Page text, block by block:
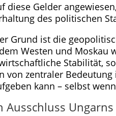
diese Gelder
des politischen
Grund ist die
Westen und Moskau
Stabilität,
von zentraler
kann – selbst
Ausschluss